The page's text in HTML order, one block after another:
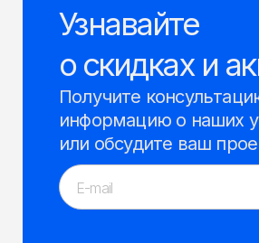
Узнавайте
о скидках и
Получите
информацию о наших
или обсудите ваш